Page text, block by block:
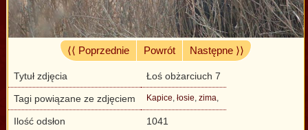
⟨⟨ Poprzednie Powrót Następne ⟩⟩
Tytuł zdjęcia Łoś obżarciuch 7
Tagi powiązane ze zdjęciem Kapice, łosie, zima,
Ilość odsłon 1041